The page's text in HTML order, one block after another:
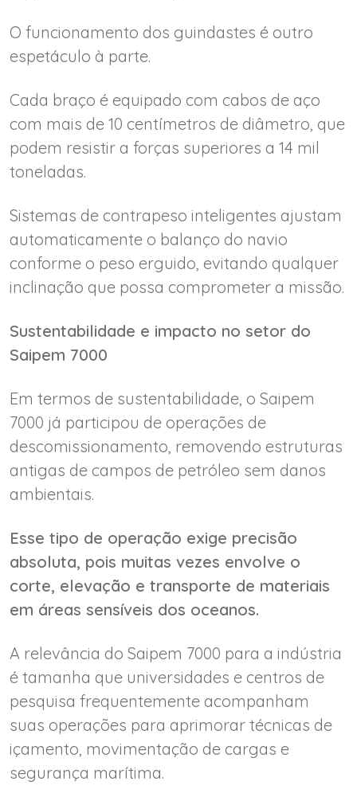
O funcionamento dos guindastes é outro
espetáculo à parte.
Cada braço é equipado com cabos de aço
com mais de 10 centímetros de diâmetro, que
podem resistir a forças superiores a 14 mil
toneladas.
Sistemas de contrapeso inteligentes ajustam
automaticamente o balanço do navio
conforme o peso erguido, evitando qualquer
inclinação que possa comprometer a missão.
Sustentabilidade e impacto no setor do
Saipem 7000
Em termos de sustentabilidade, o Saipem
7000 já participou de operações de
descomissionamento, removendo estruturas
antigas de campos de petróleo sem danos
ambientais.
Esse tipo de operação exige precisão
absoluta, pois muitas vezes envolve o
corte, elevação e transporte de materiais
em áreas sensíveis dos oceanos.
A relevância do Saipem 7000 para a indústria
é tamanha que universidades e centros de
pesquisa frequentemente acompanham
suas operações para aprimorar técnicas de
içamento, movimentação de cargas e
segurança marítima.